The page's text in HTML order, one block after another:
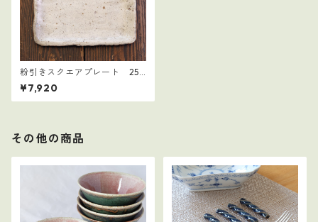
粉引きスクエアプレート 25
㎝角
¥7,920
その他の商品